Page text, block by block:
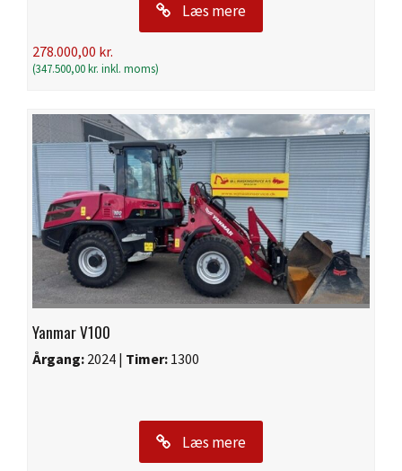
Læs mere
278.000,00 kr.
(347.500,00kr. inkl. moms)
Yanmar V100
Årgang: 2024 | Timer: 1300
Læs mere